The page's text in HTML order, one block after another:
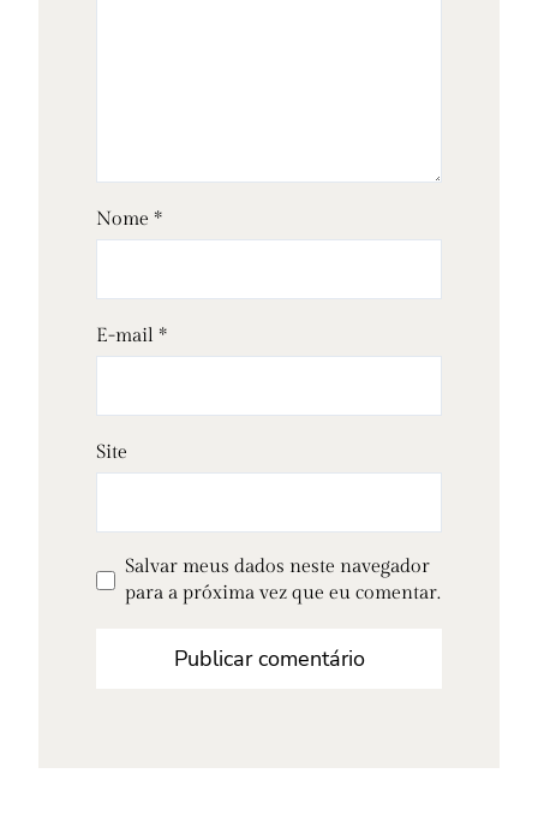
Nome *
E-mail *
Site
Salvar meus dados neste navegador
para a próxima vez que eu comentar.